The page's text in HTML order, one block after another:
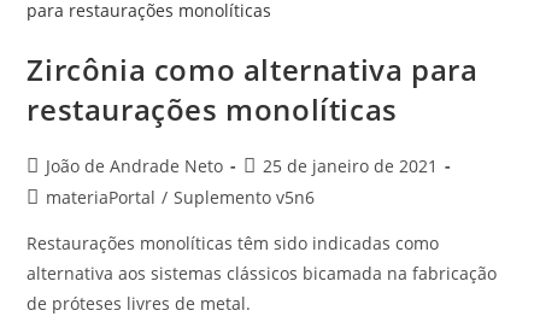
Zircônia como alternativa para
restaurações monolíticas
João de Andrade Neto
25 de janeiro de 2021
materiaPortal / Suplemento v5n6
Restaurações monolíticas têm sido indicadas como
alternativa aos sistemas clássicos bicamada na fabricação
de próteses livres de metal.